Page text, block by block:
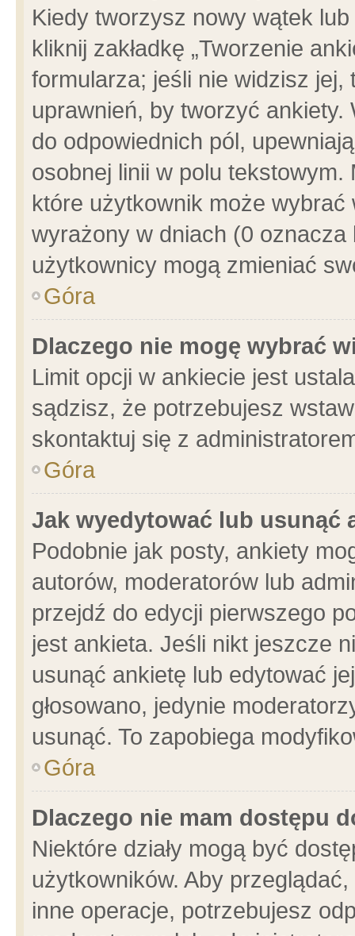
Kiedy tworzysz nowy wątek
kliknij zakładkę „Tworzenie
formularza; jeśli nie widzisz
uprawnień, by tworzyć ankiety.
do odpowiednich pól,
osobnej linii w polu
które użytkownik może
wyrażony w dniach (0
użytkownicy mogą zmieniać
Góra
Dlaczego nie mogę wybrać
Limit opcji w ankiecie jest
sądzisz, że potrzebujesz
skontaktuj się z
Góra
Jak wyedytować lub usunąć
Podobnie jak posty, ankiety
autorów, moderatorów lub
przejdź do edycji pierwszego
jest ankieta. Jeśli nikt jeszcze
usunąć ankietę lub edytować
głosowano, jedynie
usunąć. To zapobiega
Góra
Dlaczego nie mam dostępu
Niektóre działy mogą być
użytkowników. Aby
inne operacje, potrzebujesz